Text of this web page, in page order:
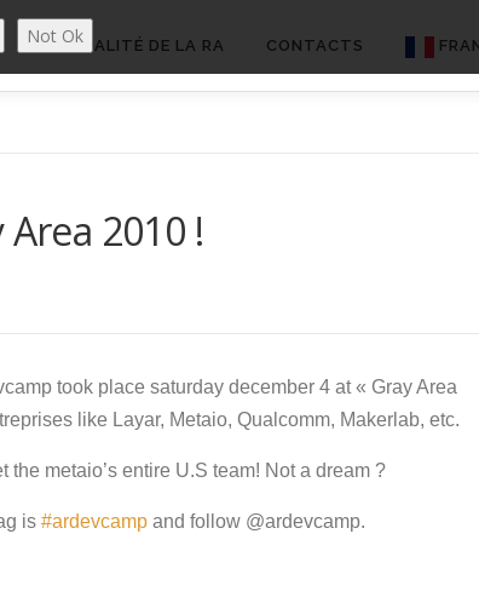
ACTUALITÉ DE LA RA CONTACTS
2010 !
took place saturday december 4 at « Gray Area
like Layar, Metaio, Qualcomm, Makerlab, etc.
the metaio’s entire U.S team! Not a dream ?
is #ardevcamp and follow @ardevcamp.
Not Ok